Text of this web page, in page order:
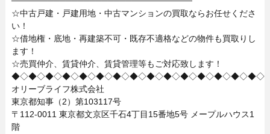
☆中古戸建・戸建用地・中古マンションの買取ならお任せくださ
い！
☆借地権・底地・再建築不可・既存不適格などの物件も買取りし
ます！
☆売買仲介、賃貸仲介、賃貸管理等もご対応致します！
◆◇◆◇◆◇◆◇◆◇◆◇◆◇◆◇◆◇◆◇◆◇◆◇◆◇◆◇◆◇
オリーブライフ株式会社
東京都知事（2）第103117号
〒112-0011 東京都文京区千石4丁目15番地5号 メープルハウス1
階